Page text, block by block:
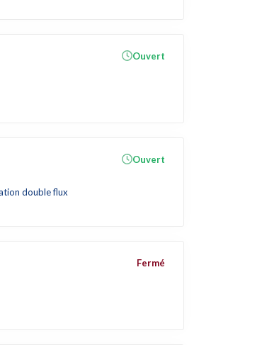
Ouvert
double flux
Ouvert
Fermé